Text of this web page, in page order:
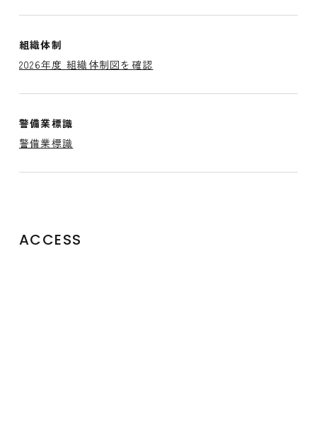
組織体制
2026年度 組織体制図を確認
警備業標識
警備業標識
ACCESS